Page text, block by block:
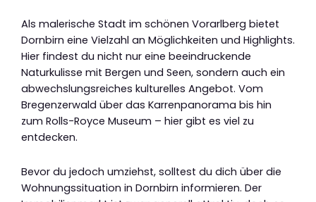
Als malerische Stadt im schönen Vorarlberg bietet
Dornbirn eine Vielzahl an Möglichkeiten und Highlights.
Hier findest du nicht nur eine beeindruckende
Naturkulisse mit Bergen und Seen, sondern auch ein
abwechslungsreiches kulturelles Angebot. Vom
Bregenzerwald über das Karrenpanorama bis hin
zum Rolls-Royce Museum – hier gibt es viel zu
entdecken.
Bevor du jedoch umziehst, solltest du dich über die
Wohnungssituation in Dornbirn informieren. Der